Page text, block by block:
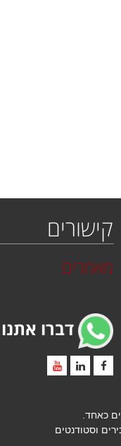
קישורים
מאמרים
דברו
כאחד.
וסטודנטים